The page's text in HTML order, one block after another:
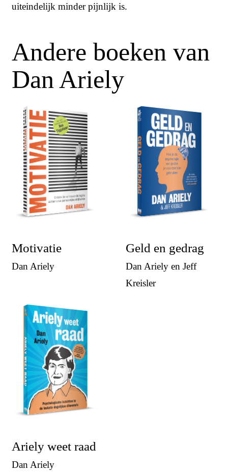
uiteindelijk minder pijnlijk is.
Andere boeken van
Dan Ariely
Motivatie
Dan Ariely
Geld en gedrag
Dan Ariely en Jeff
Kreisler
Ariely weet raad
Dan Ariely